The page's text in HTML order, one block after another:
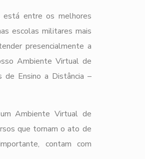
está entre os melhores
escolas militares mais
presencialmente a
Ambiente Virtual de
de Ensino a Distância –
Ambiente Virtual de
que tornam o ato de
contam com